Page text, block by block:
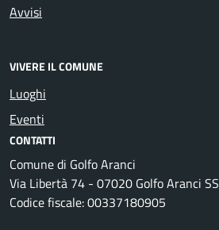
Avvisi
VIVERE IL COMUNE
Luoghi
Eventi
CONTATTI
Comune di Golfo Aranci
Via Libertà 74 - 07020 Golfo Aranci SS
Codice fiscale: 00337180905